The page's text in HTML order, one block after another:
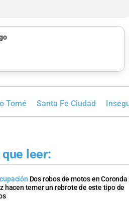
Tomé Santa Fe Ciudad
leer:
Dos robos de motos en Coronda
hacen temer un rebrote de este tipo de